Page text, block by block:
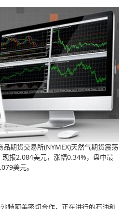
期货交易所(NYMEX)天然气期货震荡
报2.084美元，涨幅0.34%，盘中最
美元。
阿美密切合作，正在进行的石油和